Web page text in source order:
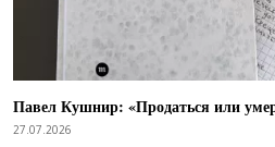
Павел Кушнир: «Продаться или
27.07.2026